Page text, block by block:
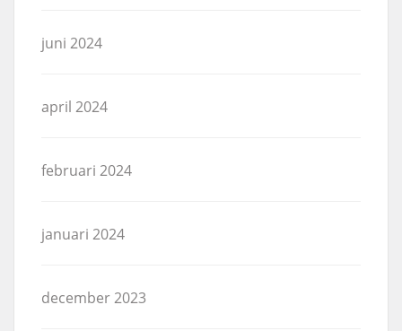
juni 2024
april 2024
februari 2024
januari 2024
december 2023